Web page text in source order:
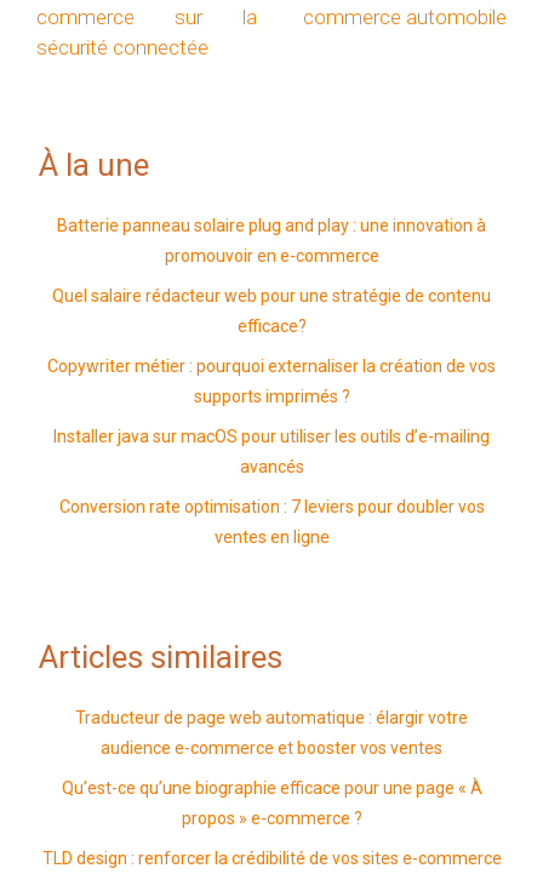
commerce sur la
sécurité connectée
commerce automobile
À la une
Batterie panneau solaire plug and play : une innovation à
promouvoir en e-commerce
Quel salaire rédacteur web pour une stratégie de contenu
efficace?
Copywriter métier : pourquoi externaliser la création de vos
supports imprimés ?
Installer java sur macOS pour utiliser les outils d’e-mailing
avancés
Conversion rate optimisation : 7 leviers pour doubler vos
ventes en ligne
Articles similaires
Traducteur de page web automatique : élargir votre
audience e-commerce et booster vos ventes
Qu’est-ce qu’une biographie efficace pour une page « À
propos » e-commerce ?
TLD design : renforcer la crédibilité de vos sites e-commerce